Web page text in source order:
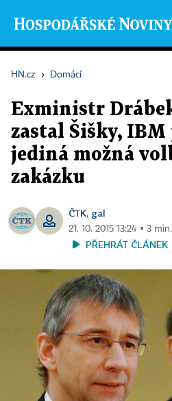
HN.cz › Domácí
Exministr
zastal Šišky,
jediná možná
zakázku
ČTK, gal
21. 10. 2015 13:24 ▪ 3
PŘEHRÁT ČLÁNEK